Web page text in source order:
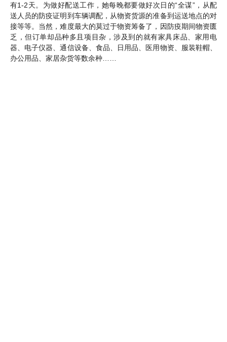
有1-2天。为做好配送工作，她每晚都要做好次日的“全谋”，从配
送人员的防疫证明到车辆调配，从物资货源的准备到运送地点的对
接等等。当然，难度最大的莫过于物资筹备了，因防疫期间物资匮
乏，但订单却品种多且项目杂，涉及到的就有家具床品、家用电
器、电子仪器、通信设备、食品、日用品、医用物资、服装鞋帽、
办公用品、家居杂货等数余种……